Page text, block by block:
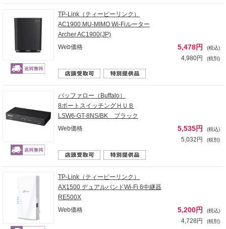
TP-Link（ティーピーリンク）
AC1900 MU-MIMO Wi-Fiルーター
Archer AC1900(JP)
Web価格
5,478円 (税込)
4,980円 (税別)
バッファロー（Buffalo）
8ポートスイッチングＨＵＢ
LSW6-GT-8NS/BK ブラック
Web価格
5,535円 (税込)
5,032円 (税別)
TP-Link（ティーピーリンク）
AX1500 デュアルバンドWi-Fi 6中継器
RE500X
Web価格
5,200円 (税込)
4,728円 (税別)